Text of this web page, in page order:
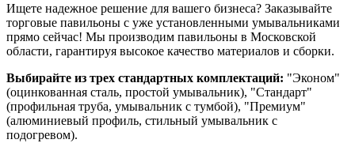
Ищете надежное решение для вашего бизнеса? Заказывайте
торговые павильоны с уже установленными умывальниками
прямо сейчас! Мы производим павильоны в Московской
области, гарантируя высокое качество материалов и сборки.
Выбирайте из трех стандартных комплектаций: "Эконом"
(оцинкованная сталь, простой умывальник), "Стандарт"
(профильная труба, умывальник с тумбой), "Премиум"
(алюминиевый профиль, стильный умывальник с
подогревом).